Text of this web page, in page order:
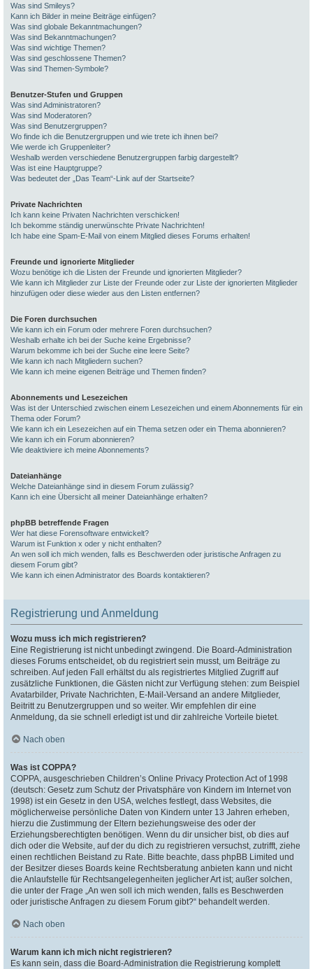
Was sind Smileys?
Kann ich Bilder in meine Beiträge einfügen?
Was sind globale Bekanntmachungen?
Was sind Bekanntmachungen?
Was sind wichtige Themen?
Was sind geschlossene Themen?
Was sind Themen-Symbole?
Benutzer-Stufen und Gruppen
Was sind Administratoren?
Was sind Moderatoren?
Was sind Benutzergruppen?
Wo finde ich die Benutzergruppen und wie trete ich ihnen bei?
Wie werde ich Gruppenleiter?
Weshalb werden verschiedene Benutzergruppen farbig dargestellt?
Was ist eine Hauptgruppe?
Was bedeutet der „Das Team“-Link auf der Startseite?
Private Nachrichten
Ich kann keine Privaten Nachrichten verschicken!
Ich bekomme ständig unerwünschte Private Nachrichten!
Ich habe eine Spam-E-Mail von einem Mitglied dieses Forums erhalten!
Freunde und ignorierte Mitglieder
Wozu benötige ich die Listen der Freunde und ignorierten Mitglieder?
Wie kann ich Mitglieder zur Liste der Freunde oder zur Liste der ignorierten Mitglieder
hinzufügen oder diese wieder aus den Listen entfernen?
Die Foren durchsuchen
Wie kann ich ein Forum oder mehrere Foren durchsuchen?
Weshalb erhalte ich bei der Suche keine Ergebnisse?
Warum bekomme ich bei der Suche eine leere Seite?
Wie kann ich nach Mitgliedern suchen?
Wie kann ich meine eigenen Beiträge und Themen finden?
Abonnements und Lesezeichen
Was ist der Unterschied zwischen einem Lesezeichen und einem Abonnements für ein
Thema oder Forum?
Wie kann ich ein Lesezeichen auf ein Thema setzen oder ein Thema abonnieren?
Wie kann ich ein Forum abonnieren?
Wie deaktiviere ich meine Abonnements?
Dateianhänge
Welche Dateianhänge sind in diesem Forum zulässig?
Kann ich eine Übersicht all meiner Dateianhänge erhalten?
phpBB betreffende Fragen
Wer hat diese Forensoftware entwickelt?
Warum ist Funktion x oder y nicht enthalten?
An wen soll ich mich wenden, falls es Beschwerden oder juristische Anfragen zu
diesem Forum gibt?
Wie kann ich einen Administrator des Boards kontaktieren?
Registrierung und Anmeldung
Wozu muss ich mich registrieren?
Eine Registrierung ist nicht unbedingt zwingend. Die Board-Administration
dieses Forums entscheidet, ob du registriert sein musst, um Beiträge zu
schreiben. Auf jeden Fall erhältst du als registriertes Mitglied Zugriff auf
zusätzliche Funktionen, die Gästen nicht zur Verfügung stehen: zum Beispiel
Avatarbilder, Private Nachrichten, E-Mail-Versand an andere Mitglieder,
Beitritt zu Benutzergruppen und so weiter. Wir empfehlen dir eine
Anmeldung, da sie schnell erledigt ist und dir zahlreiche Vorteile bietet.
Nach oben
Was ist COPPA?
COPPA, ausgeschrieben Children’s Online Privacy Protection Act of 1998
(deutsch: Gesetz zum Schutz der Privatsphäre von Kindern im Internet von
1998) ist ein Gesetz in den USA, welches festlegt, dass Websites, die
möglicherweise persönliche Daten von Kindern unter 13 Jahren erheben,
hierzu die Zustimmung der Eltern beziehungsweise des oder der
Erziehungsberechtigten benötigen. Wenn du dir unsicher bist, ob dies auf
dich oder die Website, auf der du dich zu registrieren versuchst, zutrifft, ziehe
einen rechtlichen Beistand zu Rate. Bitte beachte, dass phpBB Limited und
der Besitzer dieses Boards keine Rechtsberatung anbieten kann und nicht
die Anlaufstelle für Rechtsangelegenheiten jeglicher Art ist; außer solchen,
die unter der Frage „An wen soll ich mich wenden, falls es Beschwerden
oder juristische Anfragen zu diesem Forum gibt?“ behandelt werden.
Nach oben
Warum kann ich mich nicht registrieren?
Es kann sein, dass die Board-Administration die Registrierung komplett